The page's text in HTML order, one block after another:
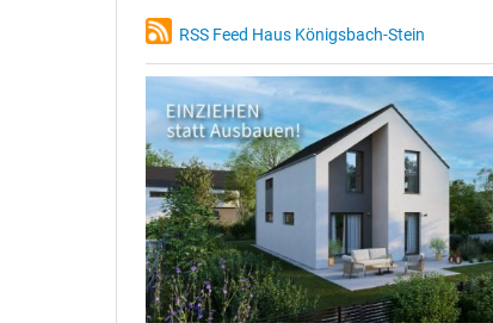
RSS Feed Haus Königsbach-Stein